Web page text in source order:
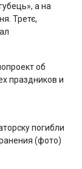
а на
Третє,
об
праздников и
погибли
(фото)